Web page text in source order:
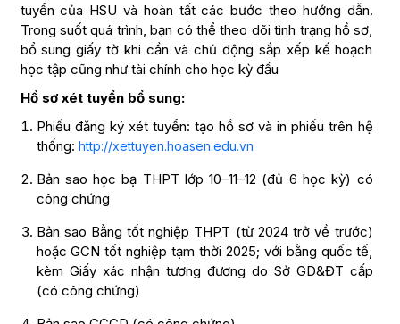
tuyển của HSU và hoàn tất các bước theo hướng dẫn.
Trong suốt quá trình, bạn có thể theo dõi tình trạng hồ sơ,
bổ sung giấy tờ khi cần và chủ động sắp xếp kế hoạch
học tập cũng như tài chính cho học kỳ đầu
Hồ sơ xét tuyển bổ sung:
Phiếu đăng ký xét tuyển: tạo hồ sơ và in phiếu trên hệ
thống: http://xettuyen.hoasen.edu.vn
Bản sao học bạ THPT lớp 10–11–12 (đủ 6 học kỳ) có
công chứng
Bản sao Bằng tốt nghiệp THPT (từ 2024 trở về trước)
hoặc GCN tốt nghiệp tạm thời 2025; với bằng quốc tế,
kèm Giấy xác nhận tương đương do Sở GD&ĐT cấp
(có công chứng)